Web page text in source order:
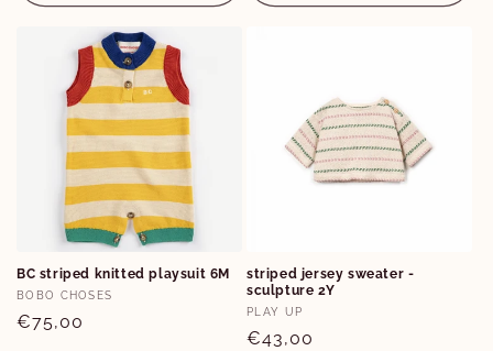
BC striped knitted playsuit 6M
Verkoper:
BOBO CHOSES
Normale
€75,00
striped jersey sweater -
sculpture 2Y
Verkoper:
PLAY UP
Normale
€43,00